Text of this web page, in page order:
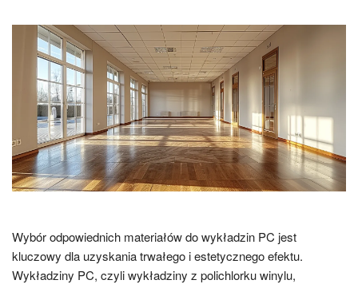
Wybór odpowiednich materiałów do wykładzin PC jest
kluczowy dla uzyskania trwałego i estetycznego efektu.
Wykładziny PC, czyli wykładziny z polichlorku winylu,